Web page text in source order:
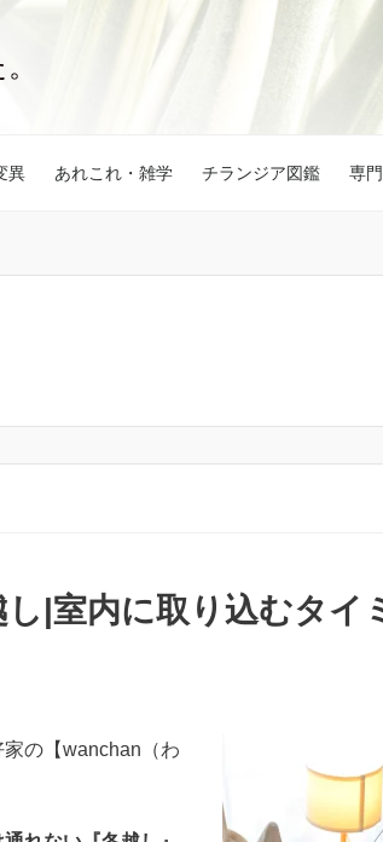
異 あれこれ・雑学 チランジア図鑑 専
|室内に取り込むタイ
の【wanchan（わ